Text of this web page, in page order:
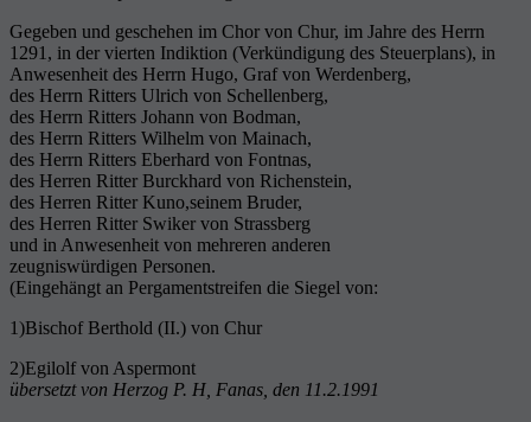
Gegeben und geschehen im Chor von Chur, im Jahre des Herrn
1291, in der vierten Indiktion (Verkündigung des Steuerplans), in
Anwesenheit des Herrn Hugo, Graf von Werdenberg,
des Herrn Ritters Ulrich von Schellenberg,
des Herrn Ritters Johann von Bodman,
des Herrn Ritters Wilhelm von Mainach,
des Herrn Ritters Eberhard von Fontnas,
des Herren Ritter Burckhard von Richenstein,
des Herren Ritter Kuno,seinem Bruder,
des Herren Ritter Swiker von Strassberg
und in Anwesenheit von mehreren anderen
zeugniswürdigen Personen.
(Eingehängt an Pergamentstreifen die Siegel von:
1)Bischof Berthold (II.) von Chur
2)Egilolf von Aspermont
übersetzt von Herzog P. H, Fanas, den 11.2.1991